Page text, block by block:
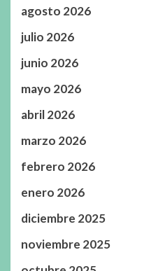
agosto 2026
julio 2026
junio 2026
mayo 2026
abril 2026
marzo 2026
febrero 2026
enero 2026
diciembre 2025
noviembre 2025